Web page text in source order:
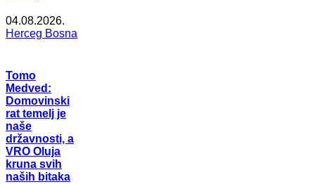
04.08.2026.
Herceg Bosna
Tomo
Medved:
Domovinski
rat temelj je
naše
državnosti, a
VRO Oluja
kruna svih
naših bitaka